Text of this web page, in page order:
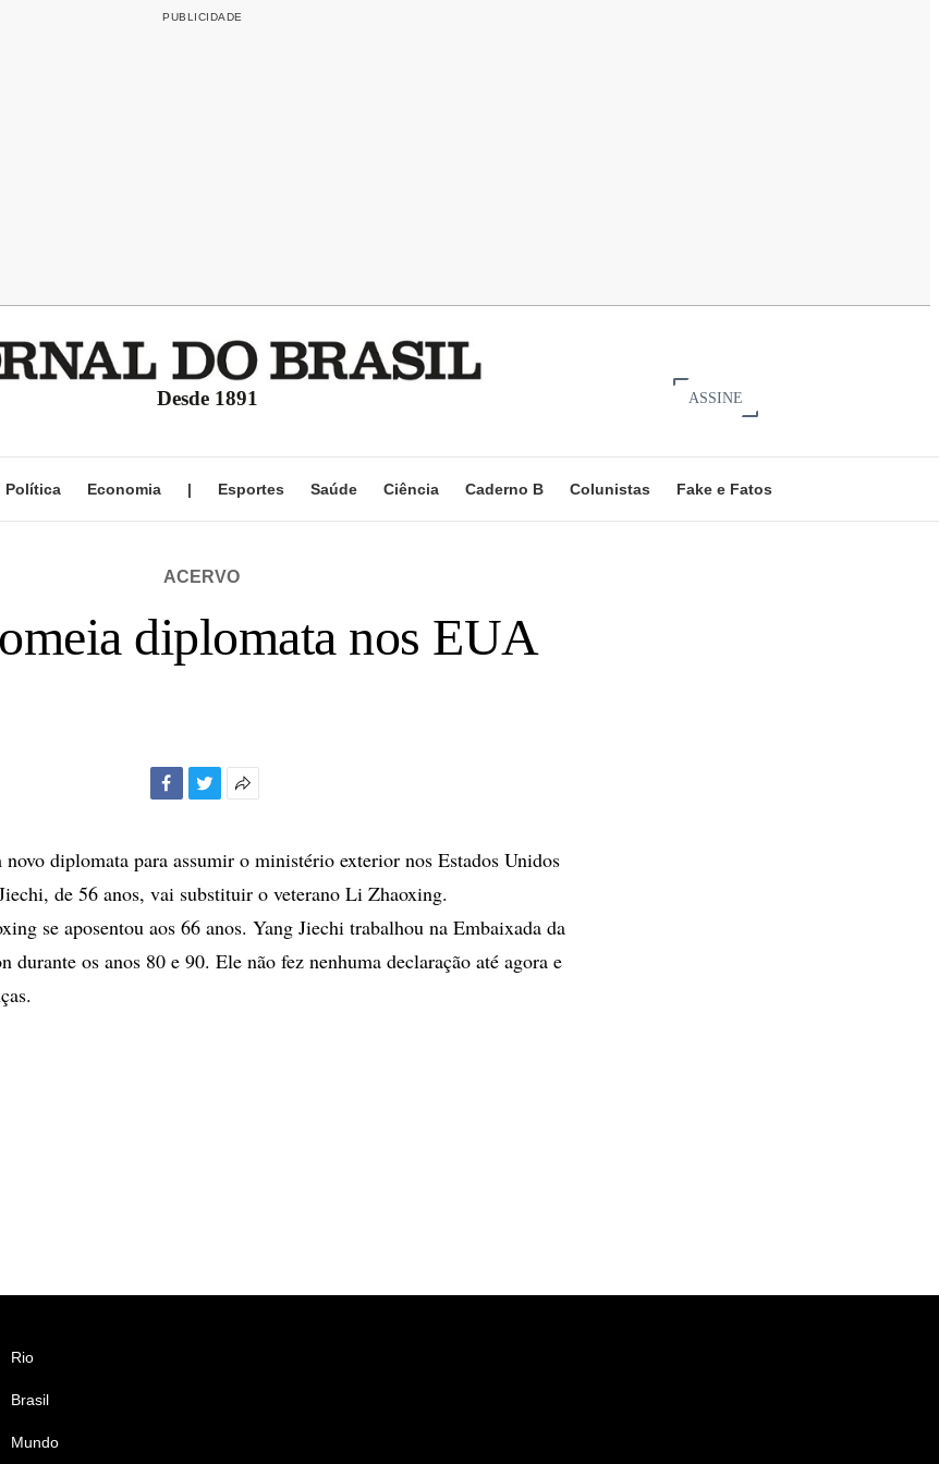
Desde 1891 ASSINE
Política Economia | Esportes Saúde Ciência Caderno B Colunistas Fake e Fatos
ACERVO
diplomata nos EUA
compartilhamento
diplomata para assumir o ministério exterior nos Estados Unidos
de 56 anos, vai substituir o veterano Li Zhaoxing.
se aposentou aos 66 anos. Yang Jiechi trabalhou na Embaixada da
durante os anos 80 e 90. Ele não fez nenhuma declaração até agora e
Rio
Brasil
Mundo